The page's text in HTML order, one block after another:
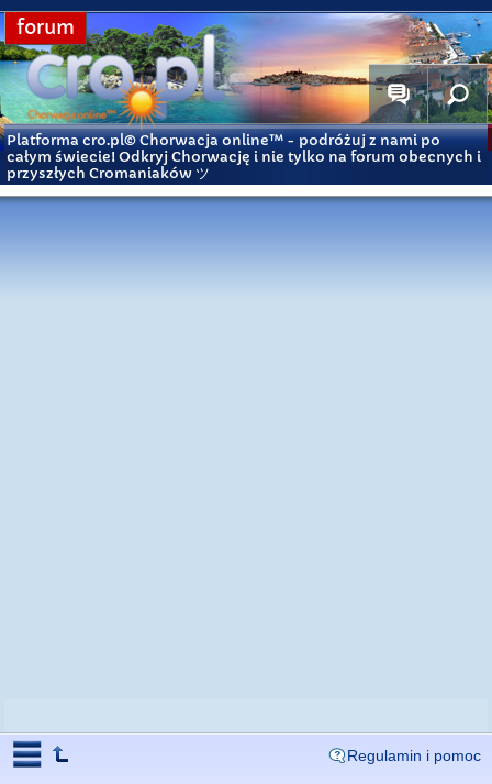
forum
Platforma cro.pl© Chorwacja online™ - podróżuj z nami po
całym świecie! Odkryj Chorwację i nie tylko na forum obecnych i
przyszłych Cromaniaków ツ
Regulamin i pomoc